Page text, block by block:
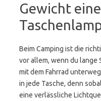
Gewicht
Beim Camping ist die
vor allem, wenn du
mit dem Fahrrad
in jede Tasche, denn
eine verlässliche